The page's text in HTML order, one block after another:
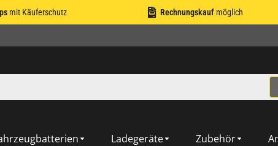
mit Käuferschutz Rechnungskauf möglich
Ladegeräte Zubehör